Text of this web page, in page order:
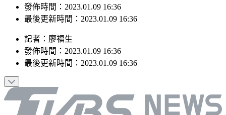
發佈時間：2023.01.09 16:36
最後更新時間：2023.01.09 16:36
記者 ： 廖福生
發佈時間： 2023.01.09 16:36
最後更新時間： 2023.01.09 16:36